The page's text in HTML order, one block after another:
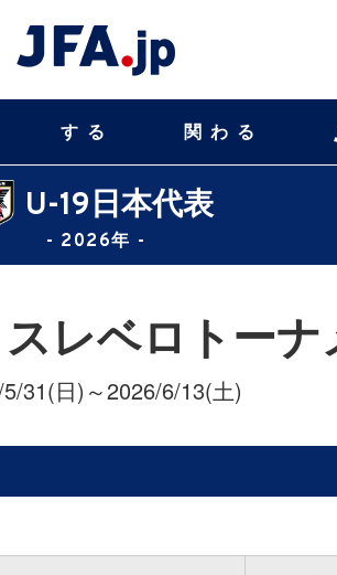
する 関わる
U-19日本代表
- 2026年 -
レベロトーナ
31(日)～2026/6/13(土)